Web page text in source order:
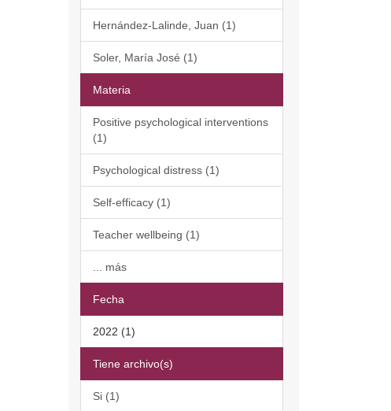
Hernández-Lalinde, Juan (1)
Soler, María José (1)
Materia
Positive psychological interventions
(1)
Psychological distress (1)
Self-efficacy (1)
Teacher wellbeing (1)
... más
Fecha
2022 (1)
Tiene archivo(s)
Si (1)